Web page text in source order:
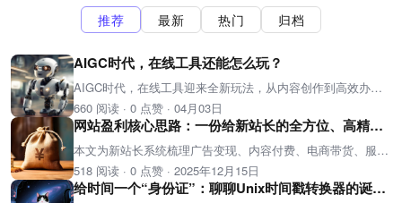
推荐 最新 热门 归档
AIGC时代，在线工具还能怎么玩？
AIGC时代，在线工具迎来全新玩法，从内容创作到高效办公，从生活娱乐到创意设计，AI赋能的在线工具让每个人都能轻松上手、提升效率，解锁更多实用新功能。
660 阅读 · 0 点赞 · 04月03日
网站盈利核心思路：一份给新站长的全方位、高精度变现策略！
本文为新站长系统梳理广告变现、内容付费、电商带货、服务变现四大核心模式的选择逻辑，并提供从定位到执行的全方位策略，帮助网站实现可持续盈利。
518 阅读 · 0 点赞 · 2025年12月15日
给时间一个“身份证”：聊聊Unix时间戳转换器的诞生与妙用